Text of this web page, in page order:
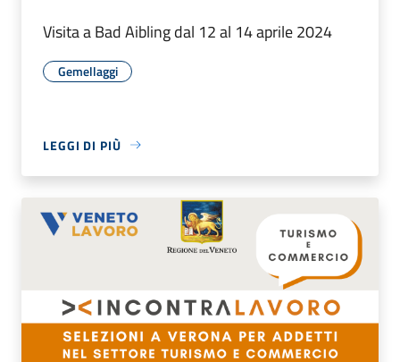
Visita a Bad Aibling dal 12 al 14 aprile 2024
Gemellaggi
LEGGI DI PIÙ